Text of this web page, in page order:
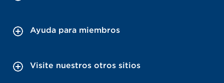
Ayuda para miembros
Visite nuestros otros sitios